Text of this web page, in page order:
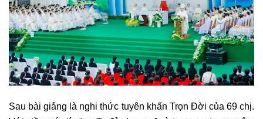
Sau bài giảng là nghi thức tuyên khấn Trọn Đời của 69 chị.